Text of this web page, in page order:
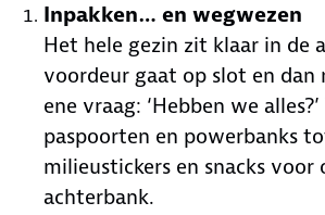
Inpakken… en wegwezen
Het hele gezin zit klaar in de
voordeur gaat op slot en dan
ene vraag: ‘Hebben we alles?’
paspoorten en powerbanks
milieustickers en snacks voor
achterbank.